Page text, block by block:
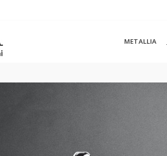
METALLIA